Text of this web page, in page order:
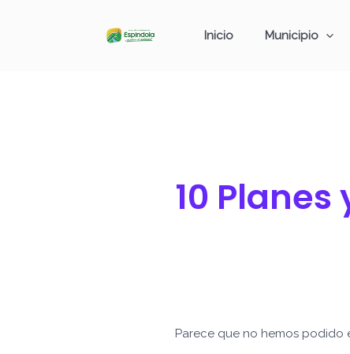
Inicio Municipio
10
Parece que no hemos podido